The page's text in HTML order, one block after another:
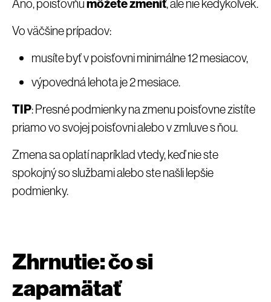
Áno, poisťovňumôžete zmeniť, ale nie kedykoľvek.
Vo väčšine prípadov:
musíte byť v poisťovni minimálne 12 mesiacov,
výpovedná lehota je 2 mesiace.
TIP: Presné podmienky na zmenu poisťovne zistíte
priamo vo svojej poisťovni alebo v zmluve s ňou.
Zmena sa oplatí napríklad vtedy, keď nie ste
spokojný so službami alebo ste našli lepšie
podmienky.
Zhrnutie: čo si
zapamätať